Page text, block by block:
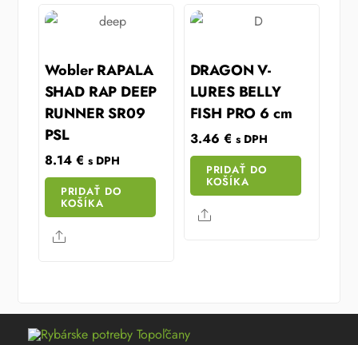
Wobler RAPALA
SHAD RAP DEEP
RUNNER SR09
PSL
8.14 € s DPH
PRIDAŤ DO
KOŠÍKA
Share
DRAGON V-
LURES BELLY
FISH PRO 6 cm
3.46 € s DPH
PRIDAŤ DO
KOŠÍKA
Share